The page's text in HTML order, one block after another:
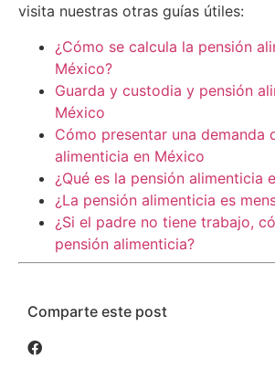
visita nuestras otras guías útiles:
¿Cómo se calcula la pensión
México?
Guarda y custodia y pensión
México
Cómo presentar una demanda
alimenticia en México
¿Qué es la pensión alimenticia
¿La pensión alimenticia es
¿Si el padre no tiene trabajo,
pensión alimenticia?
Comparte este post